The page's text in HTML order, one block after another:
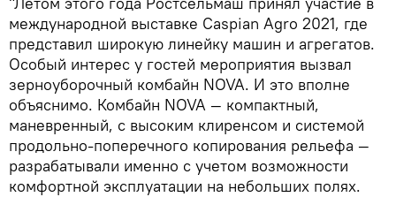
международной выставке Caspian Agro 2021, где
представил широкую линейку машин и агрегатов.
Особый интерес у гостей мероприятия вызвал
зерноуборочный комбайн NOVA. И это вполне
объяснимо. Комбайн NOVA — компактный,
маневренный, с высоким клиренсом и системой
продольно-поперечного копирования рельефа —
разрабатывали именно с учетом возможности
комфортной эксплуатации на небольших полях.